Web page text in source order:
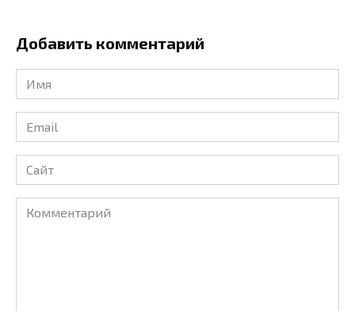
Добавить комментарий
Имя
*
Email
*
Сайт
Комментарий